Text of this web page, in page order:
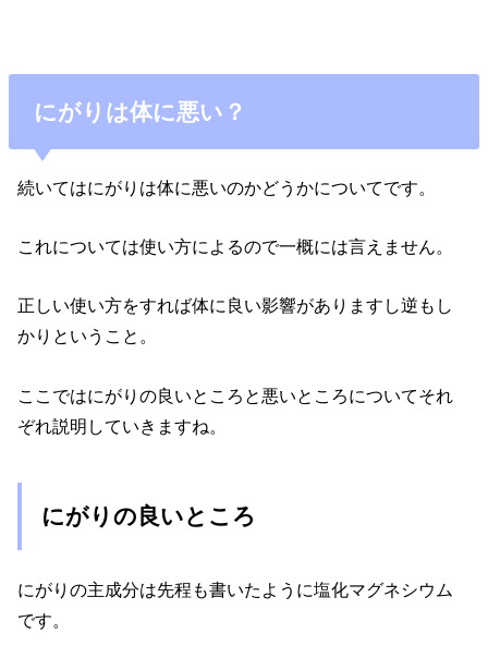
にがりは体に悪い？
続いてはにがりは体に悪いのかどうかについてです。
これについては使い方によるので一概には言えません。
正しい使い方をすれば体に良い影響がありますし逆もし
かりということ。
ここではにがりの良いところと悪いところについてそれ
ぞれ説明していきますね。
にがりの良いところ
にがりの主成分は先程も書いたように塩化マグネシウム
です。